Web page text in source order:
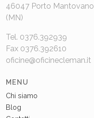
46047 Porto Mantovano
(MN)
Tel. 0376.392939
Fax 0376.392610
oficine@oficinecleman.it
MENU
Chi siamo
Blog